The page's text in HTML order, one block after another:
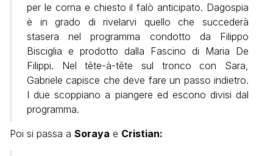
per le corna e chiesto il falò anticipato. Dagospia
è in grado di rivelarvi quello che succederà
stasera nel programma condotto da Filippo
Bisciglia e prodotto dalla Fascino di Maria De
Filippi. Nel tête-à-tête sul tronco con Sara,
Gabriele capisce che deve fare un passo indietro.
I due scoppiano a piangere ed escono divisi dal
programma.
Poi si passa a Soraya e Cristian: